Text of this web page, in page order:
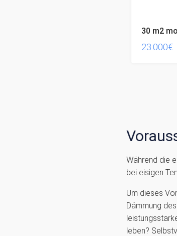
23.000€
Während die
bei eisigen
Um dieses
Dämmung
leben?